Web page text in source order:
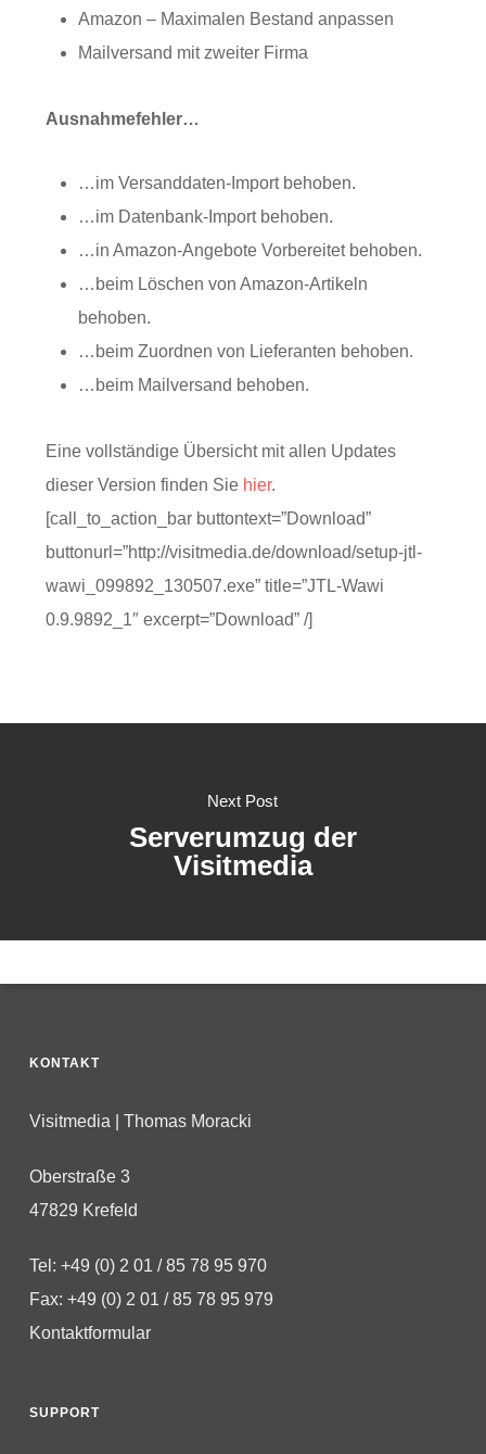
Amazon – Maximalen Bestand anpassen
Mailversand mit zweiter Firma
Ausnahmefehler…
…im Versanddaten-Import behoben.
…im Datenbank-Import behoben.
…in Amazon-Angebote Vorbereitet behoben.
…beim Löschen von Amazon-Artikeln
behoben.
…beim Zuordnen von Lieferanten behoben.
…beim Mailversand behoben.
Eine vollständige Übersicht mit allen Updates
dieser Version finden Sie hier.
[call_to_action_bar buttontext=”Download”
buttonurl=”http://visitmedia.de/download/setup-jtl-
wawi_099892_130507.exe” title=”JTL-Wawi
0.9.9892_1″ excerpt=”Download” /]
Next Post
Serverumzug der
Visitmedia
KONTAKT
Visitmedia | Thomas Moracki
Oberstraße 3
47829 Krefeld
Tel: +49 (0) 2 01 / 85 78 95 970
Fax: +49 (0) 2 01 / 85 78 95 979
Kontaktformular
SUPPORT